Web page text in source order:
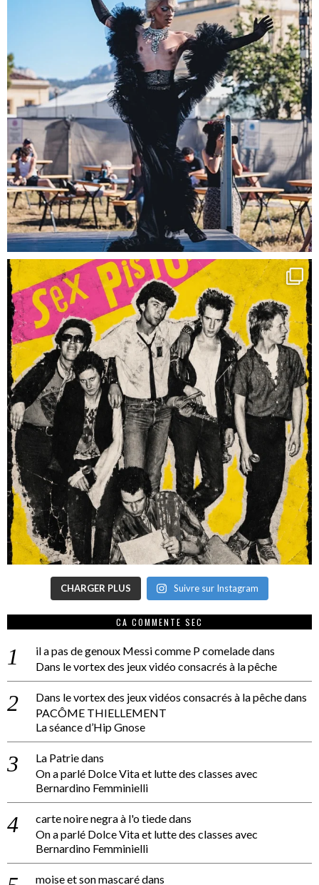
CHARGER PLUS Suivre sur Instagram
CA COMMENTE SEC
il a pas de genoux Messi comme P comeladedans
Dans le vortex des jeux vidéo consacrés à la pêche
Dans le vortex des jeux vidéos consacrés à la pêchedans
PACÔME THIELLEMENT
La séance d’Hip Gnose
La Patriedans
On a parlé Dolce Vita et lutte des classes avec
Bernardino Femminielli
carte noire negra à l'o tiededans
On a parlé Dolce Vita et lutte des classes avec
Bernardino Femminielli
moise et son mascarédans